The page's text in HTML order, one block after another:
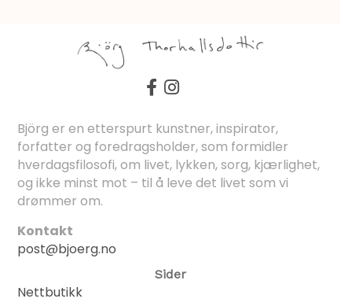
Björg er en etterspurt kunstner, inspirator,
forfatter og foredragsholder, som formidler
hverdagsfilosofi, om livet, lykken, sorg, kjærlighet,
og ikke minst mot – til å leve det livet som vi
drømmer om.
Kontakt
post@bjoerg.no
Sider
Nettbutikk